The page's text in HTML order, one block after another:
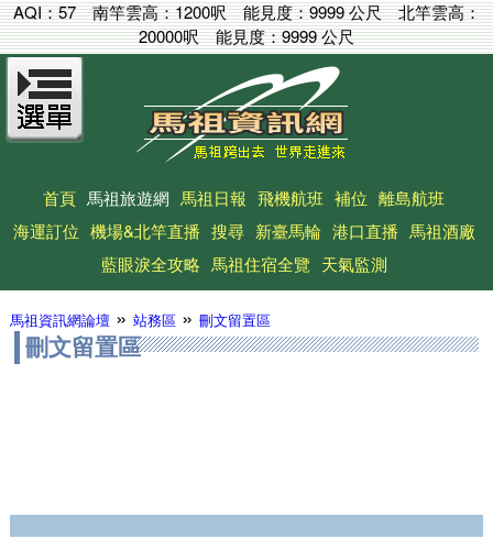
AQI：57 南竿雲高：1200呎能見度：9999 公尺北竿雲高：
20000呎能見度：9999 公尺
首頁 馬祖旅遊網 馬祖日報 飛機航班 補位 離島航班
海運訂位 機場&北竿直播 搜尋 新臺馬輪 港口直播 馬祖酒廠
藍眼淚全攻略 馬祖住宿全覽 天氣監測
馬祖資訊網論壇» 站務區» 刪文留置區
刪文留置區